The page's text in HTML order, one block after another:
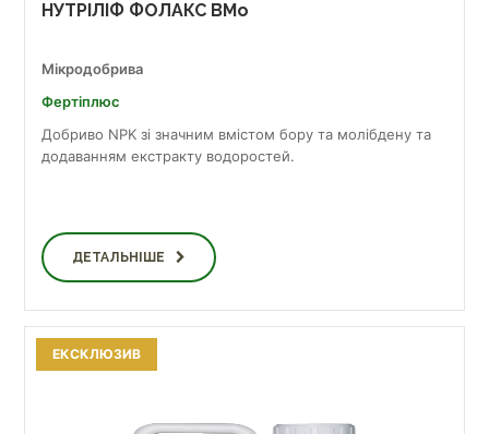
НУТРІЛІФ ФОЛАКС BMo
Мікродобрива
Фертіплюс
Добриво NPK зі значним вмістом бору та молібдену та
додаванням екстракту водоростей.
ДЕТАЛЬНІШЕ
ЕКСКЛЮЗИВ